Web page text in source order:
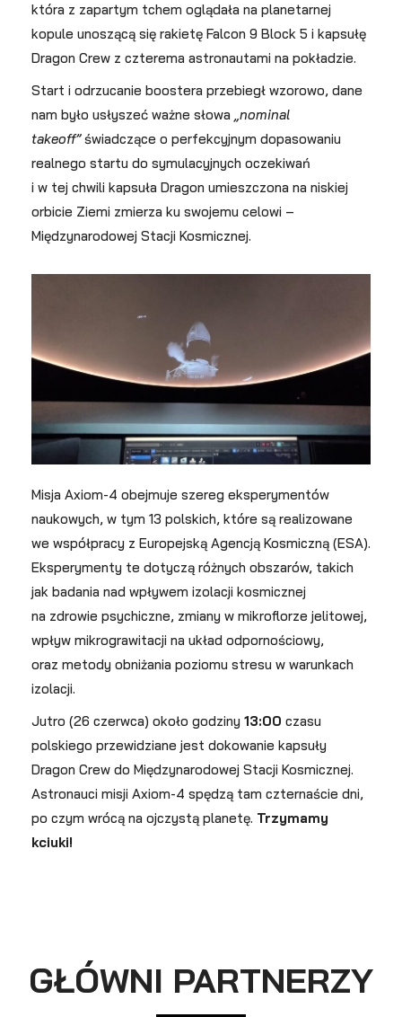
która z zapartym tchem oglądała na planetarnej
kopule unoszącą się rakietę Falcon 9 Block 5 i kapsułę
Dragon Crew z czterema astronautami na pokładzie.
Start i odrzucanie boostera przebiegł wzorowo, dane
nam było usłyszeć ważne słowa „nominal
takeoff”świadczące o perfekcyjnym dopasowaniu
realnego startu do symulacyjnych oczekiwań
i w tej chwili kapsuła Dragon umieszczona na niskiej
orbicie Ziemi zmierza ku swojemu celowi –
Międzynarodowej Stacji Kosmicznej.
Misja Axiom-4 obejmuje szereg eksperymentów
naukowych, w tym 13 polskich, które są realizowane
we współpracy z Europejską Agencją Kosmiczną (ESA).
Eksperymenty te dotyczą różnych obszarów, takich
jak badania nad wpływem izolacji kosmicznej
na zdrowie psychiczne, zmiany w mikroflorze jelitowej,
wpływ mikrograwitacji na układ odpornościowy,
oraz metody obniżania poziomu stresu w warunkach
izolacji.
Jutro (26 czerwca) około godziny 13:00 czasu
polskiego przewidziane jest dokowanie kapsuły
Dragon Crew do Międzynarodowej Stacji Kosmicznej.
Astronauci misji Axiom-4 spędzą tam czternaście dni,
po czym wrócą na ojczystą planetę. Trzymamy
kciuki!
GŁÓWNI PARTNERZY